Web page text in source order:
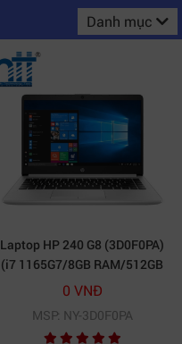
Danh mục
Laptop HP 240 G8 (3D0F0PA)
(i7 1165G7/8GB RAM/512GB
SSD/14 FHD/Dos/Bạc)
0 VNĐ
MSP: NY-3D0F0PA